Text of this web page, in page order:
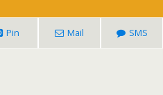
Pin Mail SMS